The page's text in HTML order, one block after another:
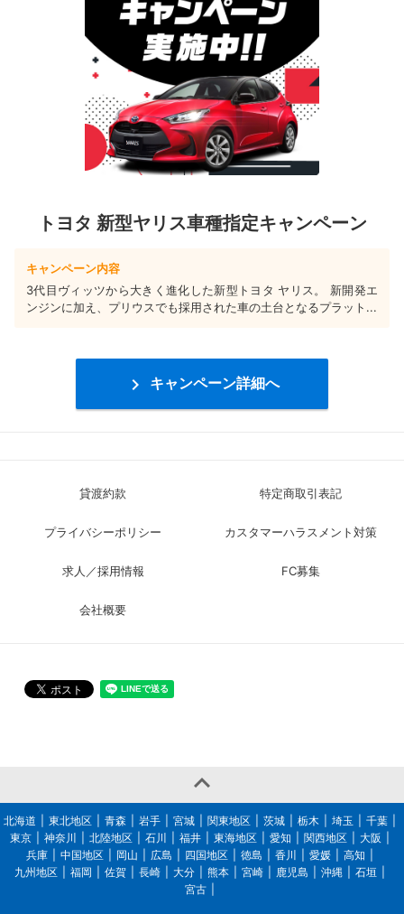
トヨタ 新型ヤリス車種指定キャンペーン
キャンペーン内容
3代目ヴィッツから大きく進化した新型トヨタ ヤリス。 新開発エ
ンジンに加え、プリウスでも採用された車の土台となるプラット...
 キャンペーン詳細へ
貸渡約款 特定商取引表記
プライバシーポリシー カスタマーハラスメント対策
求人／採用情報 FC募集
会社概要

北海道 東北地区 青森 岩手 宮城 関東地区 茨城 栃木 埼玉
千葉
東京
神奈川 北陸地区 石川 福井 東海地区 愛知 関西地区
大阪
兵庫
中国地区 岡山 広島 四国地区 徳島 香川 愛媛
高知
九州地区
福岡 佐賀 長崎 大分 熊本 宮崎 鹿児島 沖縄
石垣
宮古